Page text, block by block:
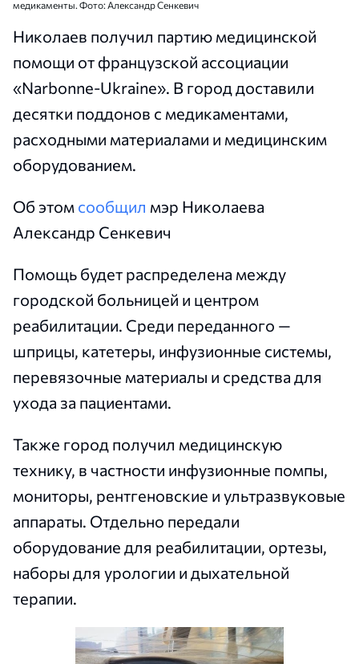
медикаменты. Фото: Александр Сенкевич
Николаев получил партию медицинской
помощи от французской ассоциации
«Narbonne-Ukraine». В город доставили
десятки поддонов с медикаментами,
расходными материалами и медицинским
оборудованием.
Об этом сообщил мэр Николаева
Александр Сенкевич
Помощь будет распределена между
городской больницей и центром
реабилитации. Среди переданного —
шприцы, катетеры, инфузионные системы,
перевязочные материалы и средства для
ухода за пациентами.
Также город получил медицинскую
технику, в частности инфузионные помпы,
мониторы, рентгеновские и ультразвуковые
аппараты. Отдельно передали
оборудование для реабилитации, ортезы,
наборы для урологии и дыхательной
терапии.